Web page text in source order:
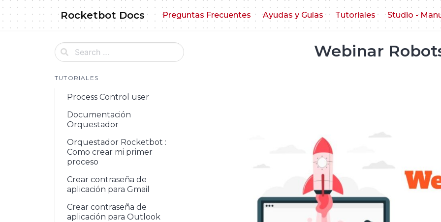
Skip
to
content
Rocketbot Docs Preguntas Frecuentes Ayudas y Guías Tutoriales Studio -
TUTORIALES
Process Control user
Documentación
Orquestador
Orquestador Rocketbot :
Como crear mi primer
proceso
Crear contraseña de
aplicación para Gmail
Crear contraseña de
aplicación para Outlook
Webinar